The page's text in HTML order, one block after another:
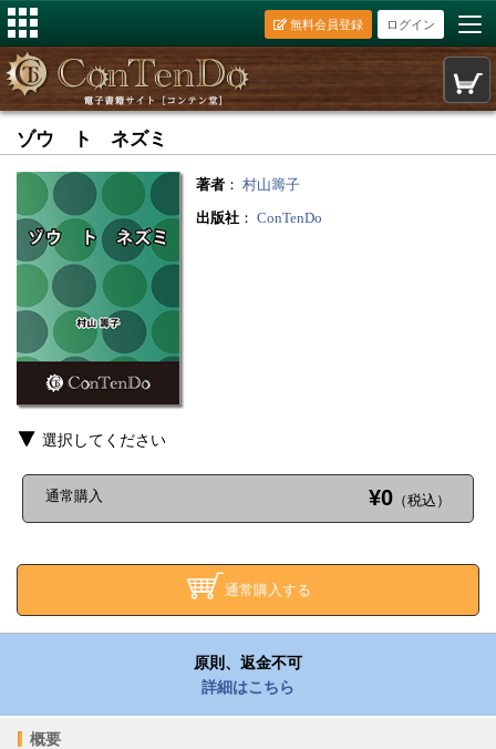
ログイン
無料会員登録
ゾウ ト ネズミ
著者 ： 村山籌子
出版社 ： ConTenDo
選択してください
通常購入 ¥0 （税込）
通常購入する
原則、返金不可
詳細はこちら
概要